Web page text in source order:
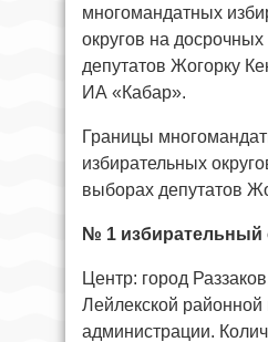
многомандатных
округов на
депутатов Жогорку
ИА «Кабар».
Границы
избирательных
выборах депутатов
№ 1 избирательный
Центр: город
Лейлекской районной
администрации.